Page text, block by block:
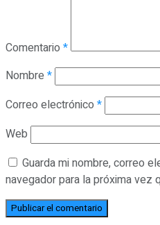
Comentario *
Nombre *
Correo electrónico *
Web
Guarda mi nombre, correo
navegador para la próxima vez